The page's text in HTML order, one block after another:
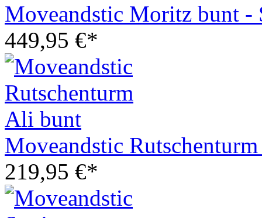
Moveandstic Moritz bunt -
449,95 €*
Moveandstic
219,95 €*